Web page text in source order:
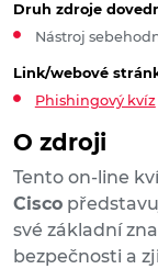
O zdroji
Tento on-line
Cisco
své základní
bezpečnosti a
Druh zdroje
Nástroj
Link/webové
Phishingový kvíz